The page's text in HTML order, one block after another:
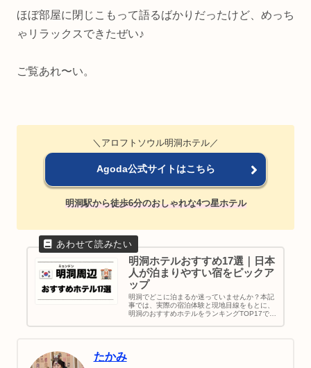
ほぼ部屋に閉じこもって語るばかりだったけど、めっち
ゃリラックスできたぜい♪
ご覧あれ〜い。
＼アロフトソウル明洞ホテル／
Agoda公式サイトはこちら
明洞駅から徒歩6分のおしゃれな4つ星ホテル
明洞ホテルおすすめ17選｜日本
人が泊まりやすい宿をピックア
ップ
明洞でどこに泊まるか迷っていませんか？本記
事では、実際の宿泊体験と現地目線をもとに、
明洞のおすすめホテルをランキングTOP17で紹
たかみ